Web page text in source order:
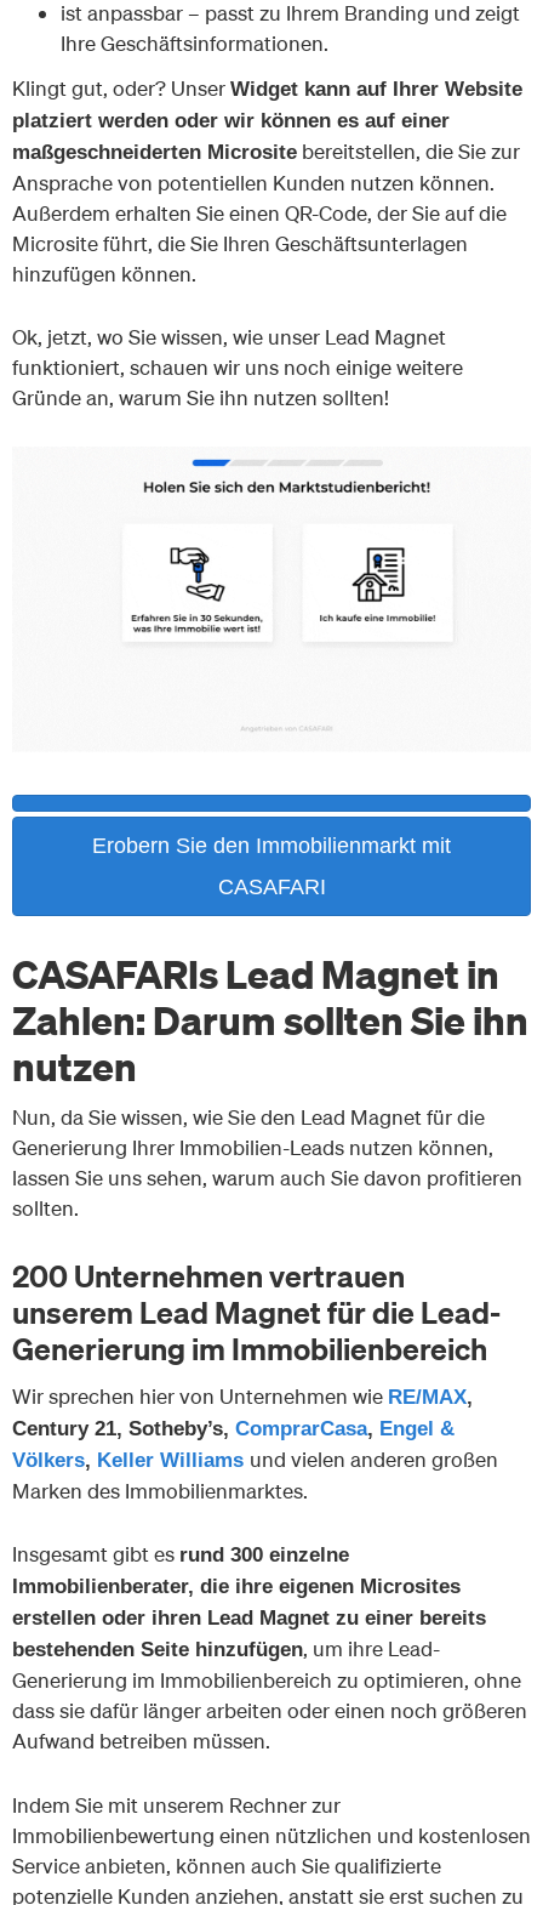
ist anpassbar – passt zu Ihrem Branding und zeigt
Ihre Geschäftsinformationen.
Klingt gut, oder? Unser Widget kann auf Ihrer Website
platziert werden oder wir können es auf einer
maßgeschneiderten Microsite bereitstellen, die Sie zur
Ansprache von potentiellen Kunden nutzen können.
Außerdem erhalten Sie einen QR-Code, der Sie auf die
Microsite führt, die Sie Ihren Geschäftsunterlagen
hinzufügen können.
Ok, jetzt, wo Sie wissen, wie unser Lead Magnet
funktioniert, schauen wir uns noch einige weitere
Gründe an, warum Sie ihn nutzen sollten!
Erobern Sie den Immobilienmarkt mit
CASAFARI
CASAFARIs Lead Magnet in
Zahlen: Darum sollten Sie ihn
nutzen
Nun, da Sie wissen, wie Sie den Lead Magnet für die
Generierung Ihrer Immobilien-Leads nutzen können,
lassen Sie uns sehen, warum auch Sie davon profitieren
sollten.
200 Unternehmen vertrauen
unserem Lead Magnet für die Lead-
Generierung im Immobilienbereich
Wir sprechen hier von Unternehmen wie RE/MAX,
Century 21, Sotheby’s, ComprarCasa, Engel &
Völkers, Keller Williams und vielen anderen großen
Marken des Immobilienmarktes.
Insgesamt gibt es rund 300 einzelne
Immobilienberater, die ihre eigenen Microsites
erstellen oder ihren Lead Magnet zu einer bereits
bestehenden Seite hinzufügen, um ihre Lead-
Generierung im Immobilienbereich zu optimieren, ohne
dass sie dafür länger arbeiten oder einen noch größeren
Aufwand betreiben müssen.
Indem Sie mit unserem Rechner zur
Immobilienbewertung einen nützlichen und kostenlosen
Service anbieten, können auch Sie qualifizierte
potenzielle Kunden anziehen, anstatt sie erst suchen zu